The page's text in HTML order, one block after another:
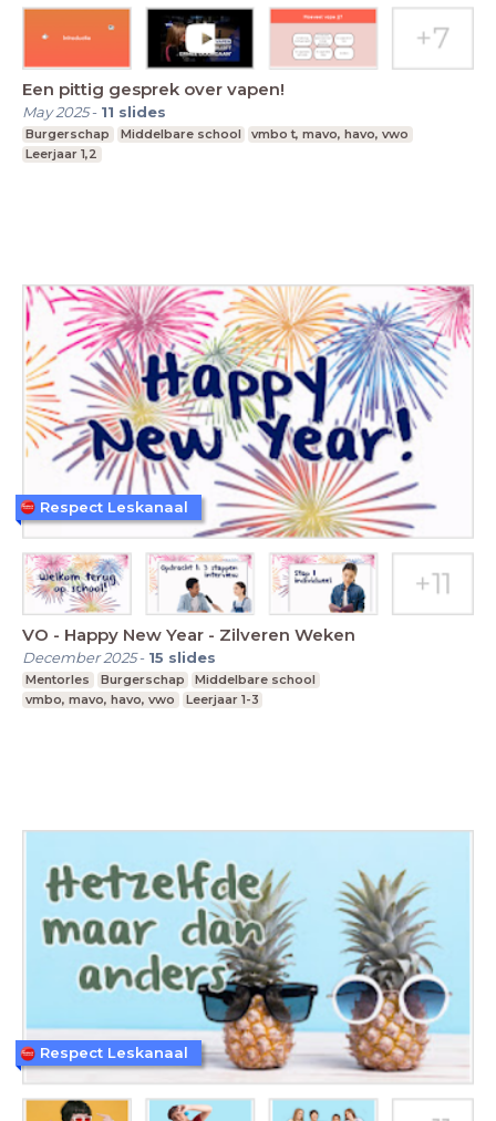
Een pittig gesprek over vapen!
May 2025- 11 slides
Burgerschap Middelbare school
vmbo t, mavo, havo, vwo
Leerjaar 1,2
VO - Happy New Year - Zilveren Weken
December 2025- 15 slides
Mentorles Burgerschap
Middelbare school
vmbo, mavo, havo, vwo
Leerjaar 1-3
Respect Leskanaal
Respect Leskanaal